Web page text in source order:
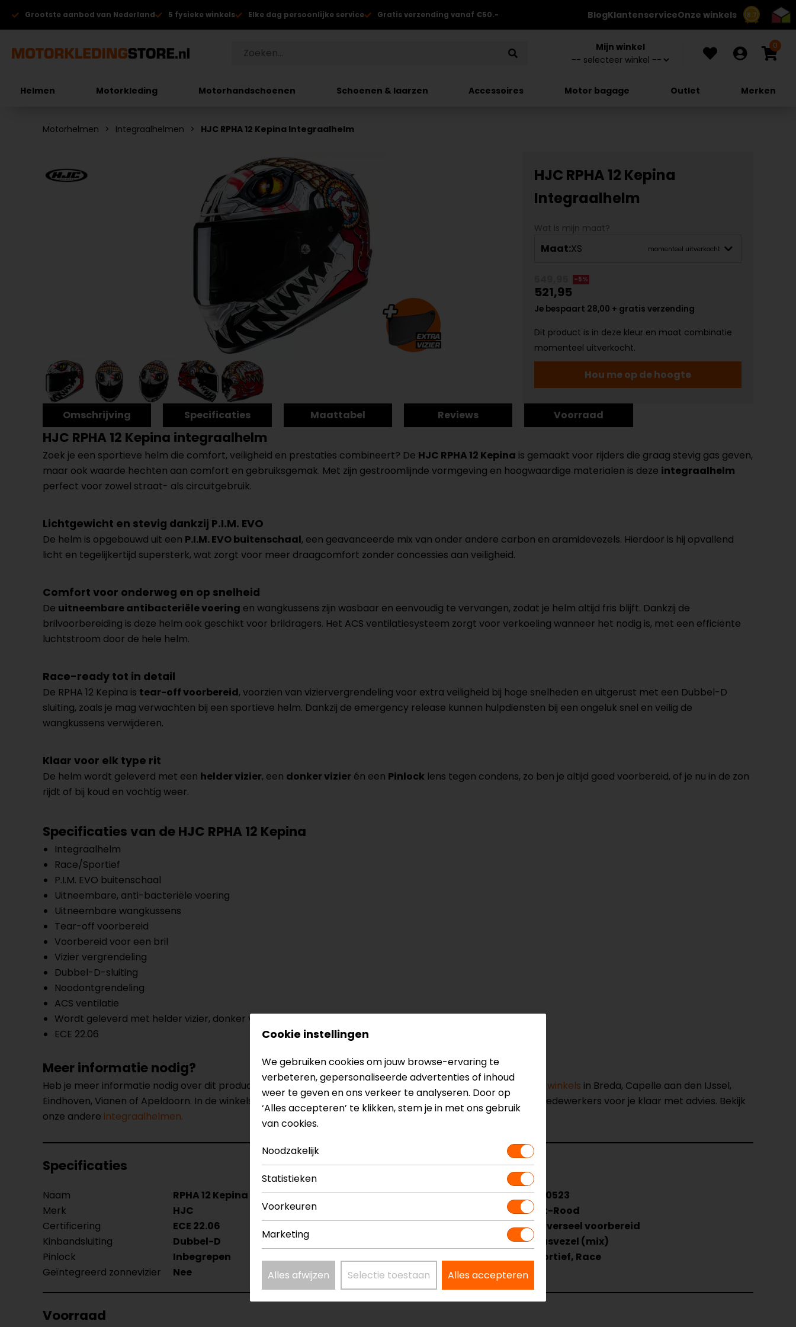
8.7
Grootste aanbod van Nederland 5 fysieke winkels Elke dag persoonlijke service Gratis verzending vanaf €50.- BlogKlantenserviceOnze winkels
Mijn winkel 0
Helmen Motorkleding Motorhandschoenen Schoenen & laarzen Accessoires Motor bagage Outlet Merken
Motorhelmen Integraalhelmen HJC RPHA 12 Kepina Integraalhelm
HJC RPHA 12 Kepina
Integraalhelm
Wat is mijn maat?
Maat:XS momenteel uitverkocht
-5%
521,95
Je bespaart 28,00 + gratis verzending
Dit product is in deze kleur en maat combinatie
momenteel uitverkocht.
Hou me op de hoogte
Omschrijving Specificaties Maattabel Reviews Voorraad
HJC RPHA 12 Kepina integraalhelm
Zoek je een sportieve helm die comfort, veiligheid en prestaties combineert? De HJC RPHA 12 Kepina is gemaakt voor rijders die graag stevig gas geven,
maar ook waarde hechten aan comfort en gebruiksgemak. Met zijn gestroomlijnde vormgeving en hoogwaardige materialen is deze integraalhelm
perfect voor zowel straat- als circuitgebruik.
Lichtgewicht en stevig dankzij P.I.M. EVO
De helm is opgebouwd uit een P.I.M. EVO buitenschaal, een geavanceerde mix van onder andere carbon en aramidevezels. Hierdoor is hij opvallend
licht en tegelijkertijd supersterk, wat zorgt voor meer draagcomfort zonder concessies aan veiligheid.
Comfort voor onderweg en op snelheid
De uitneembare antibacteriële voering en wangkussens zijn wasbaar en eenvoudig te vervangen, zodat je helm altijd fris blijft. Dankzij de
brilvoorbereiding is deze helm ook geschikt voor brildragers. Het ACS ventilatiesysteem zorgt voor verkoeling wanneer het nodig is, met een efficiënte
luchtstroom door de hele helm.
Race-ready tot in detail
De RPHA 12 Kepina is tear-off voorbereid, voorzien van viziervergrendeling voor extra veiligheid bij hoge snelheden en uitgerust met een Dubbel-D
sluiting, zoals je mag verwachten bij een sportieve helm. Dankzij de emergency release kunnen hulpdiensten bij een ongeluk snel en veilig de
wangkussens verwijderen.
Klaar voor elk type rit
De helm wordt geleverd met een helder vizier, een donker vizier én een Pinlock lens tegen condens, zo ben je altijd goed voorbereid, of je nu in de zon
rijdt of bij koud en vochtig weer.
Specificaties van de HJC RPHA 12 Kepina
Integraalhelm
Race/Sportief
P.I.M. EVO buitenschaal
Uitneembare, anti-bacteriële voering
Uitneembare wangkussens
Tear-off voorbereid
Voorbereid voor een bril
Vizier vergrendeling
Dubbel-D-sluiting
Noodontgrendeling
ACS ventilatie
Wordt geleverd met helder vizier, donker vizier en pinlock
ECE 22.06
Meer informatie nodig?
Heb je meer informatie nodig over dit product? Neem dan contact met ons op of kom langs in één van onze winkels in Breda, Capelle aan den IJssel,
Eindhoven, Vianen of Apeldoorn. In de winkels kun je het product bekijken & passen en staan onze verkoopmedewerkers voor je klaar met advies. Bekijk
onze andere integraalhelmen.
Specificaties
Naam RPHA 12 Kepina Integraalhelm Model
1350523
Merk
HJC
Wit-Rood
Certificering
ECE 22.06 Communicatie
Universeel voorbereid
Kinbandsluiting
Dubbel-D
Glasvezel (mix)
Pinlock
Inbegrepen
Sportief, Race
Geïntegreerd zonnevizier
Nee
Voorraad
Cookie instellingen
We gebruiken cookies om jouw browse-ervaring te
verbeteren, gepersonaliseerde advertenties of inhoud
weer te geven en ons verkeer te analyseren. Door op
‘Alles accepteren’ te klikken, stem je in met ons gebruik
van cookies.
Noodzakelijk
Statistieken
Voorkeuren
Marketing
Alles afwijzen Selectie toestaan Alles accepteren